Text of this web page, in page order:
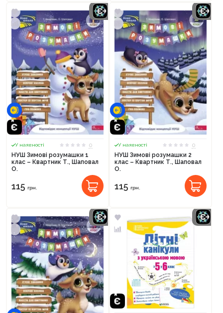
У наявності
0
НУШ Зимові розумашки 1
клас – Квартник Т., Шаповал
О.
115 грн.
У наявності
0
НУШ Зимові розумашки 2
клас – Квартник Т., Шаповал
О.
115 грн.